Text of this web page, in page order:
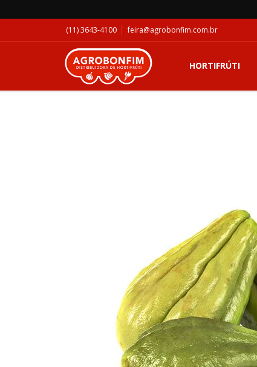
(11) 3643-4100 feira@agrobonfim.com.br
HORTIFRÚTI